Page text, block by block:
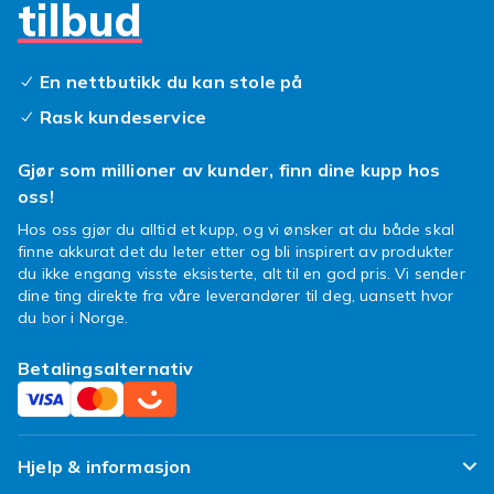
alt du trenger her: til billigere priser.
tilbud
En nettbutikk du kan stole på
Rask kundeservice
Gjør som millioner av kunder, finn dine kupp hos
oss!
Hos oss gjør du alltid et kupp, og vi ønsker at du både skal
finne akkurat det du leter etter og bli inspirert av produkter
du ikke engang visste eksisterte, alt til en god pris. Vi sender
dine ting direkte fra våre leverandører til deg, uansett hvor
du bor i Norge.
Betalingsalternativ
Hjelp & informasjon